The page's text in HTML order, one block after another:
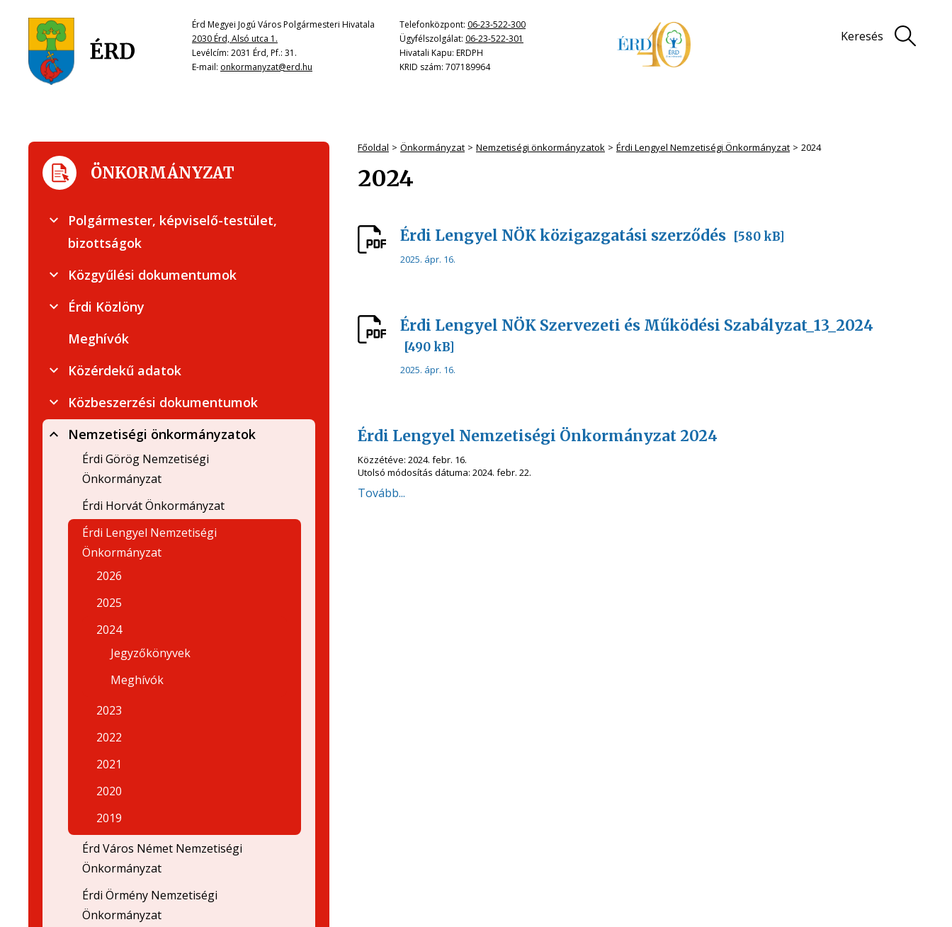
Érd Megyei Jogú Város Polgármesteri Hivatala
2030 Érd, Alsó utca 1.
Levélcím: 2031 Érd, Pf.: 31.
E-mail: onkormanyzat@erd.hu
Telefonközpont: 06-23-522-300
Ügyfélszolgálat: 06-23-522-301
Hivatali Kapu: ERDPH
KRID szám: 707189964
Keresés
Főoldal Önkormányzat Nemzetiségi önkormányzatok Érdi Lengyel Nemzetiségi Önkormányzat 2024
2024
Érdi Lengyel NÖK közigazgatási szerződés [580 kB]
2025. ápr. 16.
Érdi Lengyel NÖK Szervezeti és Működési Szabályzat_13_2024
[490 kB]
2025. ápr. 16.
Érdi Lengyel Nemzetiségi Önkormányzat 2024
Közzétéve: 2024. febr. 16.
Utolsó módosítás dátuma: 2024. febr. 22.
Tovább...
ÖNKORMÁNYZAT
Polgármester, képviselő-testület,
bizottságok
Közgyűlési dokumentumok
Érdi Közlöny
Meghívók
Közérdekű adatok
Közbeszerzési dokumentumok
Nemzetiségi önkormányzatok
Érdi Görög Nemzetiségi
Önkormányzat
Érdi Horvát Önkormányzat
Érdi Lengyel Nemzetiségi
Önkormányzat
2026
2025
2024
Jegyzőkönyvek
Meghívók
2023
2022
2021
2020
2019
Érd Város Német Nemzetiségi
Önkormányzat
Érdi Örmény Nemzetiségi
Önkormányzat